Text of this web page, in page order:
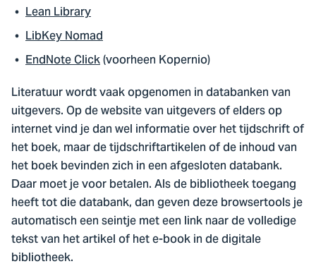
Lean Library
LibKey Nomad
EndNote Click(voorheen Kopernio)
Literatuur wordt vaak opgenomen in databanken van
uitgevers. Op de website van uitgevers of elders op
internet vind je dan wel informatie over het tijdschrift of
het boek, maar de tijdschriftartikelen of de inhoud van
het boek bevinden zich in een afgesloten databank.
Daar moet je voor betalen. Als de bibliotheek toegang
heeft tot die databank, dan geven deze browsertools je
automatisch een seintje met een link naar de volledige
tekst van het artikel of het e-book in de digitale
bibliotheek.